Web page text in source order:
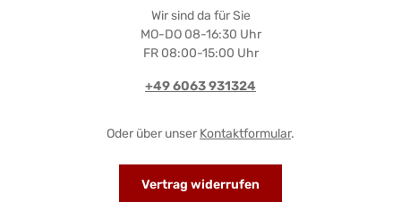
Wir sind da für Sie
MO-DO 08-16:30 Uhr
FR 08:00-15:00 Uhr
+49 6063 931324
Oder über unser Kontaktformular.
Vertrag widerrufen